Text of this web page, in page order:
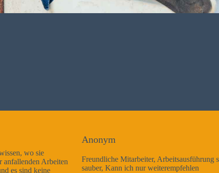
Freundliche Mitarbeiter, Arbeitsausführung sehr gut und sehr
sauber, Kann ich nur weiterempfehlen